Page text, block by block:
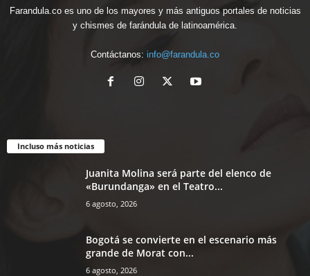
Farandula.co es uno de los mayores y más antiguos portales de noticias
y chismes de farándula de latinoamérica.
Contáctanos: info@farandula.co
Incluso más noticias
Juanita Molina será parte del elenco de
«Burundanga» en el Teatro...
6 agosto, 2026
Bogotá se convierte en el escenario más
grande de Morat con...
6 agosto, 2026